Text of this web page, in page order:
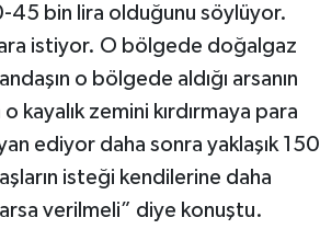
45 bin lira olduğunu söylüyor.
istiyor. O bölgede doğalgaz
o bölgede aldığı arsanın
kayalık zemini kırdırmaya para
ediyor daha sonra yaklaşık 150
isteği kendilerine daha
verilmeli” diye konuştu.